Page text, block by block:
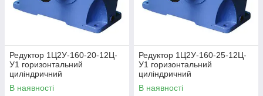
Редуктор 1Ц2У-160-20-12Ц-
У1 горизонтальний
циліндричний
двоступінчастий
В наявності
Редуктор 1Ц2У-160-25-12Ц-
У1 горизонтальний
циліндричний
двоступінчастий
В наявності